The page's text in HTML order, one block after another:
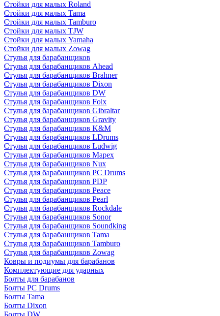
Стойки для малых Roland
Стойки для малых Tama
Стойки для малых Tamburo
Стойки для малых TJW
Стойки для малых Yamaha
Стойки для малых Zowag
Стулья для барабанщиков
Стулья для барабанщиков Ahead
Стулья для барабанщиков Brahner
Стулья для барабанщиков Dixon
Стулья для барабанщиков DW
Стулья для барабанщиков Foix
Стулья для барабанщиков Gibraltar
Стулья для барабанщиков Gravity
Стулья для барабанщиков K&M
Стулья для барабанщиков LDrums
Стулья для барабанщиков Ludwig
Стулья для барабанщиков Mapex
Стулья для барабанщиков Nux
Стулья для барабанщиков PC Drums
Стулья для барабанщиков PDP
Стулья для барабанщиков Peace
Стулья для барабанщиков Pearl
Стулья для барабанщиков Rockdale
Стулья для барабанщиков Sonor
Стулья для барабанщиков Soundking
Стулья для барабанщиков Tama
Стулья для барабанщиков Tamburo
Стулья для барабанщиков Zowag
Ковры и подиумы для барабанов
Комплектующие для ударных
Болты для барабанов
Болты PC Drums
Болты Tama
Болты Dixon
Болты DW